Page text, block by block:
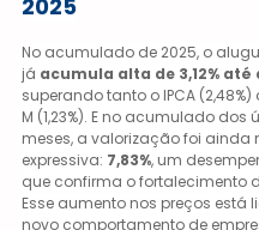
2025
No acumulado de 2025, o
já acumula alta de 3,12% até
superando tanto o IPCA (2,48%)
M (1,23%). E no acumulado dos
meses, a valorização foi ainda
expressiva: 7,83%, um
que confirma o fortalecimento
Esse aumento nos preços está
novo comportamento de